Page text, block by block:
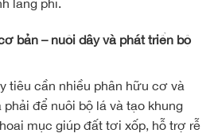
lãng phí.
bản – nuôi dây và phát triển bộ
tiêu cần nhiều phân hữu cơ và
để nuôi bộ lá và tạo khung
mục giúp đất tơi xốp, hỗ trợ rễ